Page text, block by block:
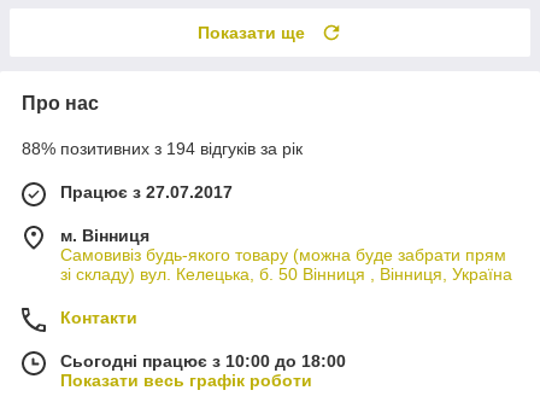
Показати ще
Про нас
88% позитивних з 194 відгуків за рік
Працює з 27.07.2017
м. Вінниця
Самовивіз будь-якого товару (можна буде забрати прям
зі складу) вул. Келецька, б. 50 Вінниця , Вінниця, Україна
Контакти
Сьогодні працює з 10:00 до 18:00
Показати весь графік роботи